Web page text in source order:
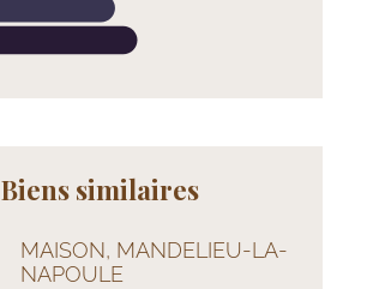
Biens similaires
MAISON, MANDELIEU-LA-
NAPOULE